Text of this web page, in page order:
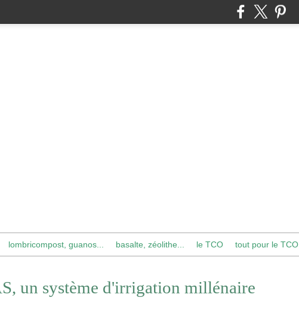
lombricompost, guanos... basalte, zéolithe... le TCO tout pour le TCO
un système d'irrigation millénaire